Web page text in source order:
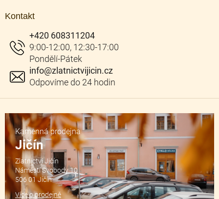
Kontakt
info@zlatnictvijicin.cz
+420 608311204
Kamenná prodejna
Jičín
Zlatnictví Jičín
Náměstí Svobody 10
506 01 Jičín
Více o prodejně